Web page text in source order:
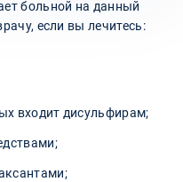
больной на данный
если вы лечитесь:
входит дисульфирам;